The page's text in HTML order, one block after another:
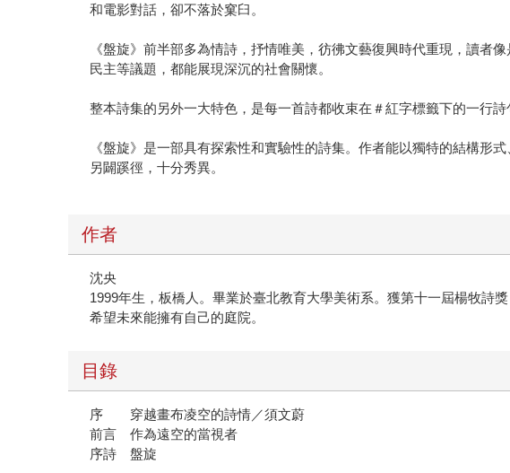
和電影對話，卻不落於窠臼。
《盤旋》前半部多為情詩，抒情唯美，彷彿文藝復興時代重現，讀者
民主等議題，都能展現深沉的社會關懷。
整本詩集的另外一大特色，是每一首詩都收束在＃紅字標籤下的一行
《盤旋》是一部具有探索性和實驗性的詩集。作者能以獨特的結構形
另闢蹊徑，十分秀異。
作者
沈央
1999年生，板橋人。畢業於臺北教育大學美術系。獲第十一屆楊牧詩
希望未來能擁有自己的庭院。
目錄
序 穿越畫布凌空的詩情／須文蔚
前言 作為遠空的當視者
序詩 盤旋